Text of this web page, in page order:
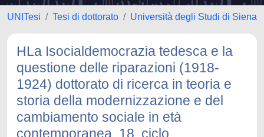
UNITesi Tesi di dottorato Università degli Studi di Siena
HLa Isocialdemocrazia tedesca e la
questione delle riparazioni (1918-
1924) dottorato di ricerca in teoria e
storia della modernizzazione e del
cambiamento sociale in età
contemporanea, 18. ciclo